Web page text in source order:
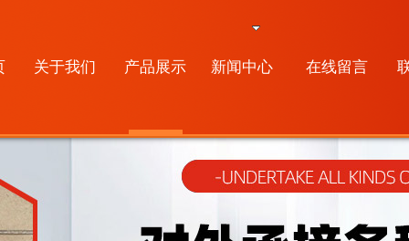
关于我们 产品展示 新闻中心 在线留言